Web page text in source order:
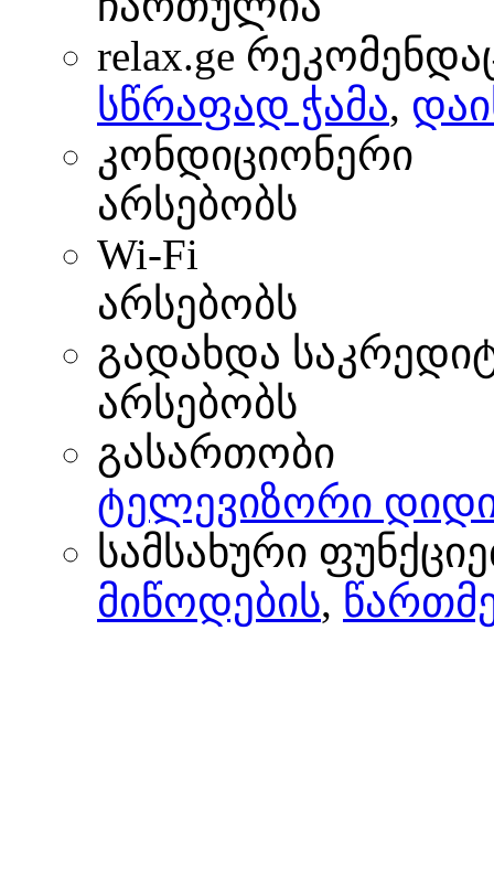
relax.ge
სწრაფად ჭამა,
კონდიციონერი
არსებობს
Wi-Fi
არსებობს
გადახდა
არსებობს
გასართობი
ტელევიზორი
სამსახური
მიწოდების,